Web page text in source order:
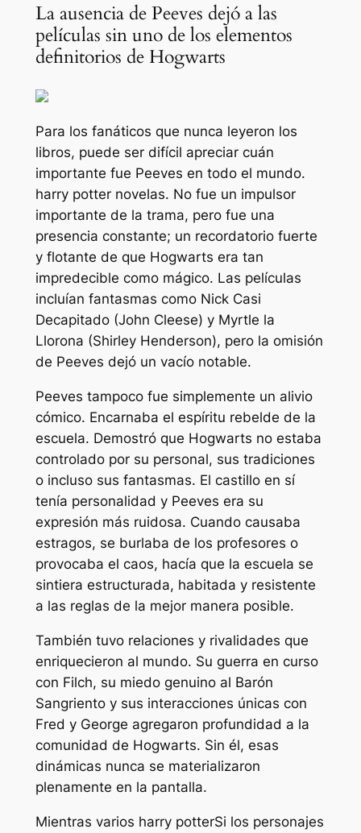
La ausencia de Peeves dejó a las
películas sin uno de los elementos
definitorios de Hogwarts
Para los fanáticos que nunca leyeron los
libros, puede ser difícil apreciar cuán
importante fue Peeves en todo el mundo.
harry potternovelas. No fue un impulsor
importante de la trama, pero fue una
presencia constante; un recordatorio fuerte
y flotante de que Hogwarts era tan
impredecible como mágico. Las películas
incluían fantasmas como Nick Casi
Decapitado (John Cleese) y Myrtle la
Llorona (Shirley Henderson), pero la omisión
de Peeves dejó un vacío notable.
Peeves tampoco fue simplemente un alivio
cómico. Encarnaba el espíritu rebelde de la
escuela. Demostró que Hogwarts no estaba
controlado por su personal, sus tradiciones
o incluso sus fantasmas. El castillo en sí
tenía personalidad y Peeves era su
expresión más ruidosa. Cuando causaba
estragos, se burlaba de los profesores o
provocaba el caos, hacía que la escuela se
sintiera estructurada, habitada y resistente
a las reglas de la mejor manera posible.
También tuvo relaciones y rivalidades que
enriquecieron al mundo. Su guerra en curso
con Filch, su miedo genuino al Barón
Sangriento y sus interacciones únicas con
Fred y George agregaron profundidad a la
comunidad de Hogwarts. Sin él, esas
dinámicas nunca se materializaron
plenamente en la pantalla.
Mientras varios harry potterSi los personajes